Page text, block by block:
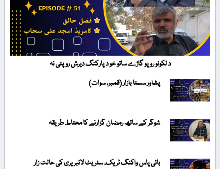
د لکونو روپو گاڑے ساتو خو د پارکنگ دیرش روپئی نہ
پشاور سستا بازار (قمبر، سوات)
شوگر کے ساتھ رمضان گزارنے کا محتاط طریقہ
بائی پاس واکنگ ٹریک، سٹریٹ لائبریری کی حالت زار